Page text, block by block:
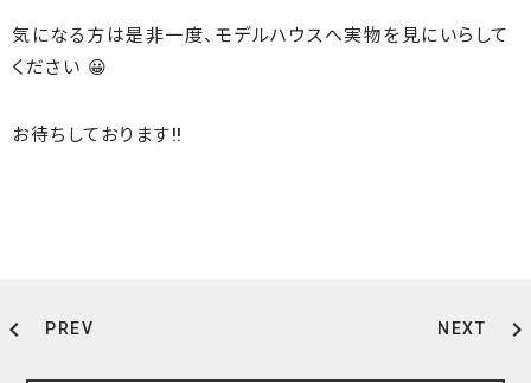
気になる方は是非一度、モデルハウスへ実物を見にいらして
ください 😀
お待ちしております‼
chevron_left PREV NEXT chevron_right